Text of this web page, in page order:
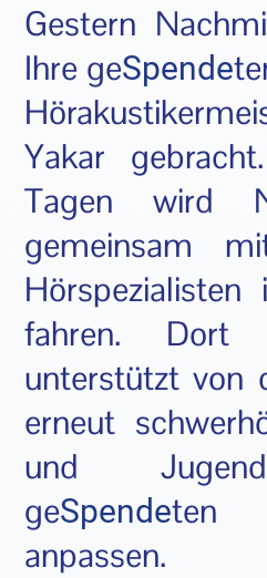
Gestern
Ihre geSpende
Yakar
Tagen wird
gemeinsam
fahren. Dort
unterstützt von
erneut
und
geSpendeten
anpassen.